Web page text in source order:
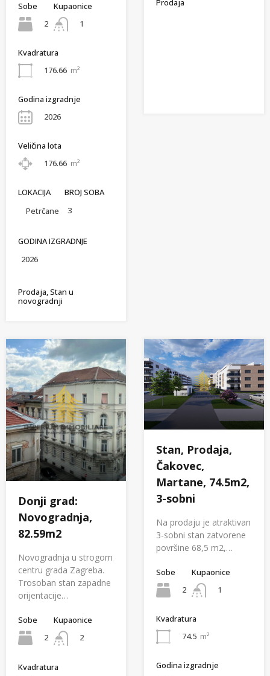
Sobe
2
Kupaonice
1
Kvadratura
176.66 m²
Godina izgradnje
2026
Veličina lota
176.66 m²
LOKACIJA
Petrčane
BROJ SOBA
3
GODINA IZGRADNJE
2026
Prodaja, Stan u
novogradnji
Prodaja
Donji grad:
Novogradnja,
82.59m2
Novogradnja u strogom
centru grada Zagreba.
Trosoban stan zapadne
orijentacije…
Sobe
2
Kupaonice
2
Kvadratura
Stan, Prodaja,
Čakovec,
Martane, 74.5m2,
3-sobni
Na prodaju je atraktivan
3-sobni stan zatvorene
površine 68,5 m2,…
Sobe
2
Kupaonice
1
Kvadratura
74.5 m²
Godina izgradnje